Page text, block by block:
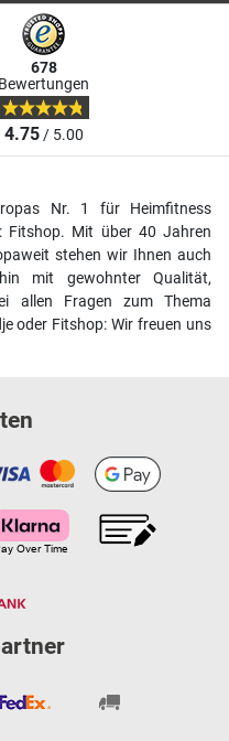
678
Bewertungen
4.75/ 5.00
Nr. 1 für Heimfitness
Fitshop. Mit über 40 Jahren
stehen wir Ihnen auch
mit gewohnter Qualität,
allen Fragen zum Thema
oder Fitshop: Wir freuen uns